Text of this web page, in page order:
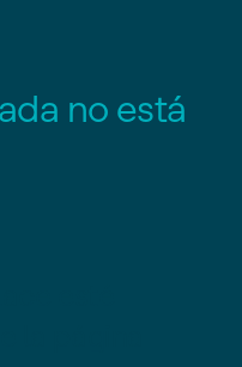
da no está